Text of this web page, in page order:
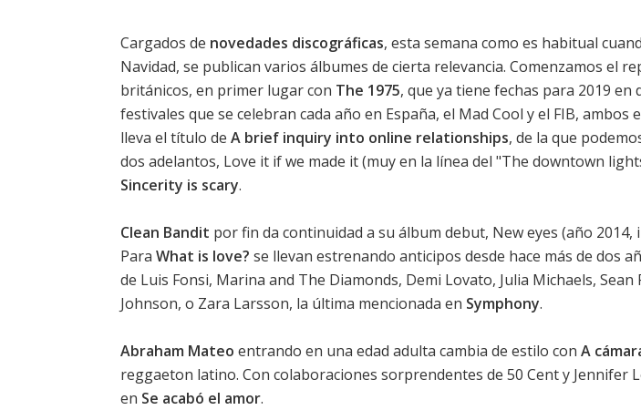
Cargados de novedades discográficas, esta semana como es habitual
Navidad, se publican varios álbumes de cierta relevancia. Comenzamos el
británicos, en primer lugar con The 1975, que ya tiene fechas para 2019 en
festivales que se celebran cada año en España, el Mad Cool y el FIB, ambos
lleva el título de A brief inquiry into online relationships, de la que
dos adelantos, Love it if we made it(muy en la línea del "The downtown
Sincerity is scary.
Clean Bandit por fin da continuidad a su álbum debut, New eyes (año 2014,
Para What is love? se llevan estrenando anticipos desde hace más de dos
de Luis Fonsi, Marina and The Diamonds, Demi Lovato, Julia Michaels,
Johnson, o Zara Larsson, la última mencionada en Symphony.
Abraham Mateo entrando en una edad adulta cambia de estilo con A
reggaeton latino. Con colaboraciones sorprendentes de 50 Cent y Jennifer
en Se acabó el amor.